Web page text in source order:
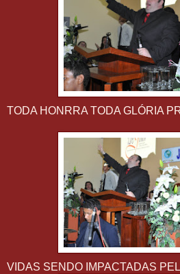
TODA HONRRA TODA GLÓRIA
VIDAS SENDO IMPACTADAS